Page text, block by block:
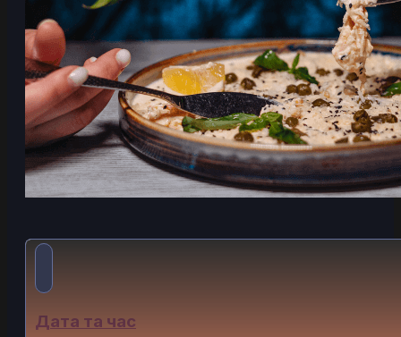
Дата та час